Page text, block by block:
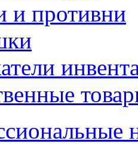
и противни